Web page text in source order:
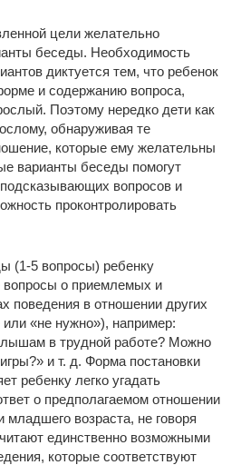
цели желательно
беседы. Необходимость
диктуется тем, что ребенок
и содержанию вопроса,
Поэтому нередко дети как
обнаруживая те
которые ему желательны
варианты беседы помогут
вопросов и
проконтролировать
(1-5 вопросы) ребенку
вопросы о приемлемых и
поведения в отношении других
«не нужно»), например:
в трудной работе? Можно
и т. д. Форма постановки
ребенку легко угадать
о предполагаемом отношении
младшего возраста, не говоря
единственно возможными
которые соответствуют